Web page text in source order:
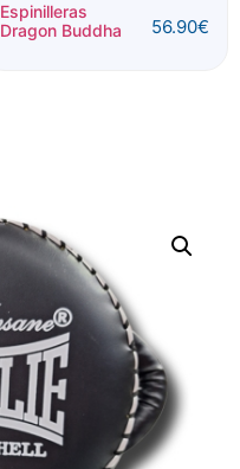
Espinilleras
Dragon Buddha
56.90€